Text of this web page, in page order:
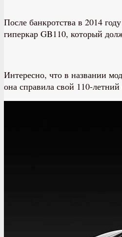
После банкротства в 2014
гиперкар GB110, который
Интересно, что в названии
она справила свой 110-